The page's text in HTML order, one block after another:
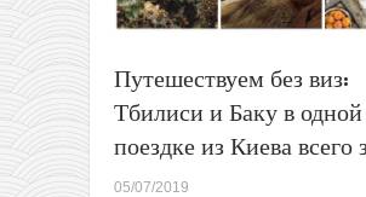
туда-
Путешествуем без виз:
Тбилиси и Баку в одной
поездке из Киева всего
05/07/2019